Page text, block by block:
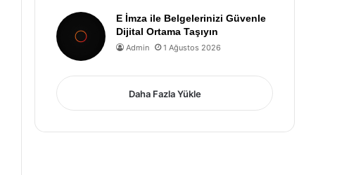
E İmza ile Belgelerinizi Güvenle
Dijital Ortama Taşıyın
Admin 1 Ağustos 2026
Daha Fazla Yükle